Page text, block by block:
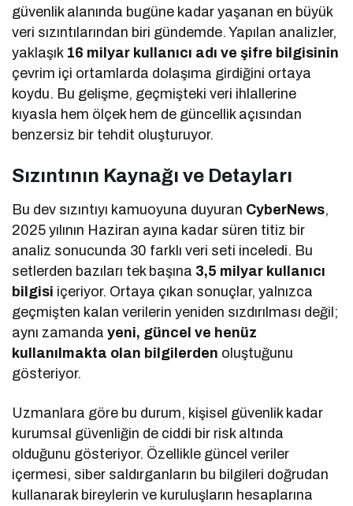
güvenlik alanında bugüne kadar yaşanan en büyük
veri sızıntılarından biri gündemde. Yapılan analizler,
yaklaşık 16 milyar kullanıcı adı ve şifre bilgisinin
çevrim içi ortamlarda dolaşıma girdiğini ortaya
koydu. Bu gelişme, geçmişteki veri ihlallerine
kıyasla hem ölçek hem de güncellik açısından
benzersiz bir tehdit oluşturuyor.
Sızıntının Kaynağı ve Detayları
Bu dev sızıntıyı kamuoyuna duyuran CyberNews,
2025 yılının Haziran ayına kadar süren titiz bir
analiz sonucunda 30 farklı veri seti inceledi. Bu
setlerden bazıları tek başına 3,5 milyar kullanıcı
bilgisi içeriyor. Ortaya çıkan sonuçlar, yalnızca
geçmişten kalan verilerin yeniden sızdırılması değil;
aynı zamandayeni, güncel ve henüz
kullanılmakta olan bilgilerden oluştuğunu
gösteriyor.
Uzmanlara göre bu durum, kişisel güvenlik kadar
kurumsal güvenliğin de ciddi bir risk altında
olduğunu gösteriyor. Özellikle güncel veriler
içermesi, siber saldırganların bu bilgileri doğrudan
kullanarak bireylerin ve kuruluşların hesaplarına